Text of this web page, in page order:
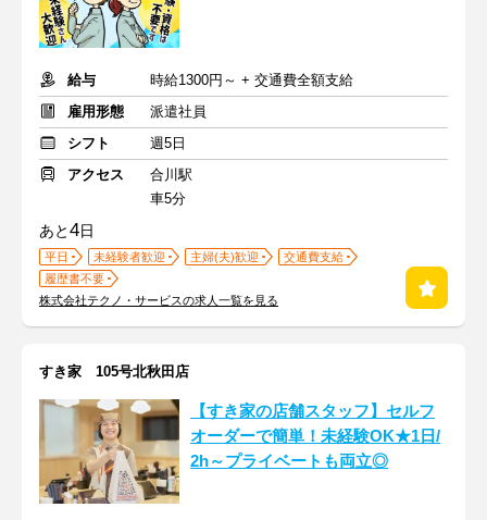
給与
時給1300円～ + 交通費全額支給
雇用形態
派遣社員
シフト
週5日
アクセス
合川駅
車5分
あと4日
平日 未経験者歓迎 主婦(夫)歓迎
交通費支給
履歴書不要
株式会社テクノ・サービスの求人一覧を見る
すき家 105号北秋田店
【すき家の店舗スタッフ】セルフ
オーダーで簡単！未経験OK★1日/
2h～プライベートも両立◎